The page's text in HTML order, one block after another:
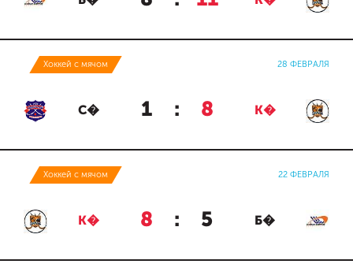
Хоккей с мячом 28 ФЕВРАЛЯ
С� 1 : 8 К�
Хоккей с мячом 22 ФЕВРАЛЯ
К� 8 : 5 Б�